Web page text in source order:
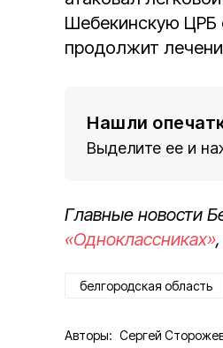
Шебекинскую ЦРБ
продолжит
Нашли
Выделите ее и
Главные новости
«Одноклассниках»,
белгородская область
Авторы: Сергей